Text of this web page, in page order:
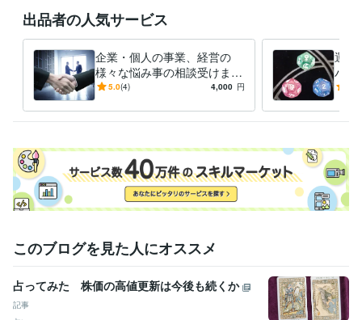
学習指導・資格・キャリア相談
仕事・人生の悩み
占い タロット占い
仕事、恋愛、金運
学歴
名古屋工業大学 1981年3月 ~ 1985年2月
出品者の人気サービス
企業・個人の事業、経営の
様々な悩み事の相談受けます
コンサルタントとしてあなた
受けます
5.0(4) 4,000 円
運気
バイ
るた
このブログを見た人にオススメ
占ってみた 株価の高値更新は今後も続くか
記事